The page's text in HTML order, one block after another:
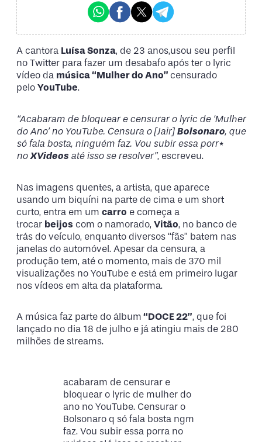
A cantora Luísa Sonza, de 23 anos,usou seu perfil
no Twitter para fazer um desabafo após ter o lyric
vídeo da música “Mulher do Ano” censurado
pelo YouTube.
“Acabaram de bloquear e censurar o lyric de ‘Mulher
do Ano’ no YouTube. Censura o [Jair]Bolsonaro, que
só fala bosta, ninguém faz. Vou subir essa porr*
noXVideos até isso se resolver”, escreveu.
Nas imagens quentes, a artista, que aparece
usando um biquíni na parte de cima e um short
curto, entra em um carro e começa a
trocar beijos com o namorado, Vitão, no banco de
trás do veículo, enquanto diversos “fãs” batem nas
janelas do automóvel. Apesar da censura, a
produção tem, até o momento, mais de 370 mil
visualizações no YouTube e está em primeiro lugar
nos vídeos em alta da plataforma.
A música faz parte do álbum “DOCE 22”, que foi
lançado no dia 18 de julho e já atingiu mais de 280
milhões de streams.
acabaram de censurar e
bloquear o lyric de mulher do
ano no YouTube. Censurar o
Bolsonaro q só fala bosta ngm
faz. Vou subir essa porra no